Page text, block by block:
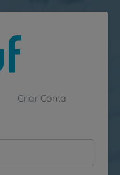
Criar Conta